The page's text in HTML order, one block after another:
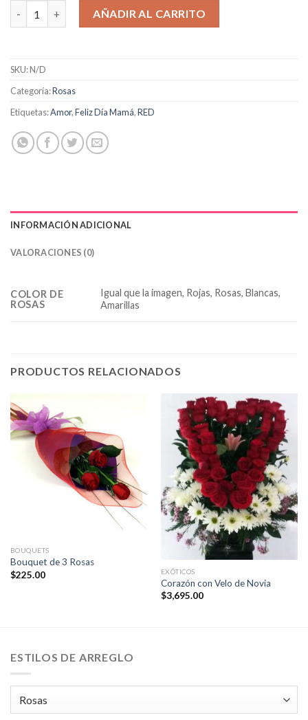
Jarrón con 48 Rosas cantidadAÑADIR AL CARRITO
SKU:N/D
Categoría:Rosas
Etiquetas:Amor,Feliz Día Mamá,RED
INFORMACIÓN ADICIONAL
VALORACIONES (0)
COLOR DE
ROSAS
Igual que la imagen, Rojas, Rosas, Blancas,
Amarillas
PRODUCTOS RELACIONADOS
BOUQUETS
Bouquet de 3 Rosas
$225.00 EXÓTICOS
Corazón con Velo de Novia
$3,695.00
ESTILOS DE ARREGLO